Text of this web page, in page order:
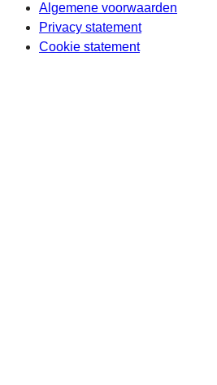
Algemene voorwaarden
Privacy statement
Cookie statement